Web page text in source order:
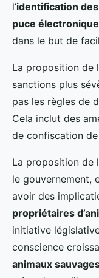
l’identification
puce électronique
dans le but de
La proposition de
sanctions plus
pas les règles de
Cela inclut des
de confiscation de
La proposition de
le gouvernement,
avoir des
propriétaires
initiative
conscience
animaux